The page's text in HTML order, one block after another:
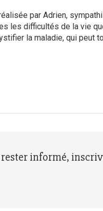
par Adrien,
les difficultés de la vie
la maladie, qui peut
informé,